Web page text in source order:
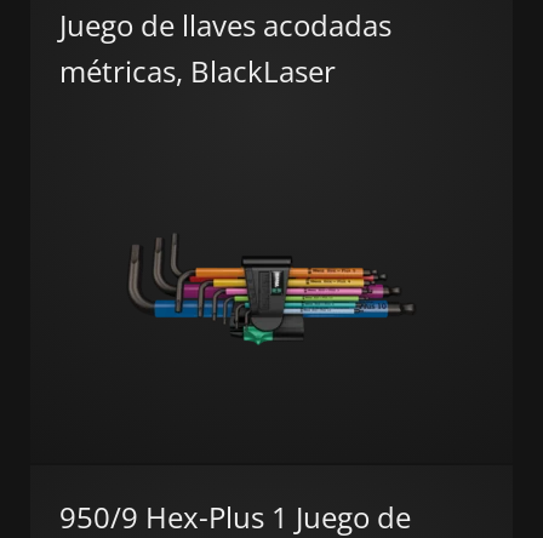
Juego de llaves acodadas
métricas, BlackLaser
950/9 Hex-Plus 1 Juego de